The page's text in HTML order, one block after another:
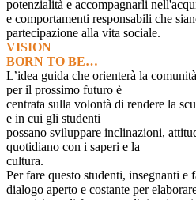
potenzialità e accompagnarli
e comportamenti responsabili che
partecipazione alla vita sociale.
VISION
BORN TO BE…
L’idea guida che orienterà la
per il prossimo futuro è
centrata sulla volontà di rendere la
e in cui gli studenti
possano sviluppare inclinazioni,
quotidiano con i saperi e la
cultura.
Per fare questo studenti, insegnanti e
dialogo aperto e costante per